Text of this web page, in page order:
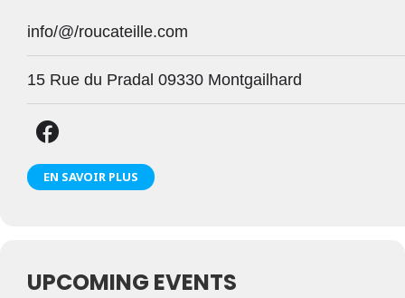
info/@/roucateille.com
15 Rue du Pradal 09330 Montgailhard
EN SAVOIR PLUS
UPCOMING EVENTS